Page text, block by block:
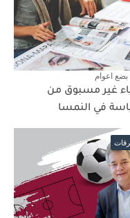
بضع اعوام
غير مسبوق من
في النمسا